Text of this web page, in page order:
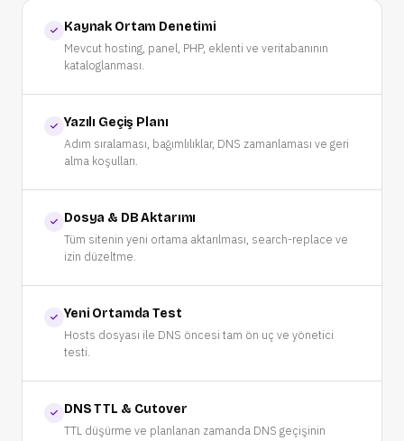
Kaynak Ortam Denetimi
Mevcut hosting, panel, PHP, eklenti ve veritabanının
kataloglanması.
Yazılı Geçiş Planı
Adım sıralaması, bağımlılıklar, DNS zamanlaması ve geri
alma koşulları.
Dosya & DB Aktarımı
Tüm sitenin yeni ortama aktarılması, search-replace ve
izin düzeltme.
Yeni Ortamda Test
Hosts dosyası ile DNS öncesi tam ön uç ve yönetici
testi.
DNS TTL & Cutover
TTL düşürme ve planlanan zamanda DNS geçişinin